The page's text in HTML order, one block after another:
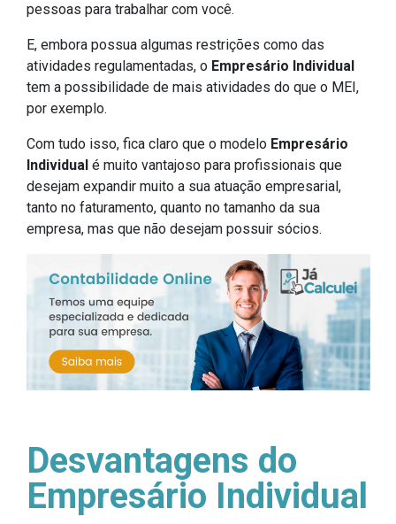
pessoas para trabalhar com você.
E, embora possua algumas restrições como das
atividades regulamentadas, o Empresário Individual
tem a possibilidade de mais atividades do que o MEI,
por exemplo.
Com tudo isso, fica claro que o modelo Empresário
Individual é muito vantajoso para profissionais que
desejam expandir muito a sua atuação empresarial,
tanto no faturamento, quanto no tamanho da sua
empresa, mas que não desejam possuir sócios.
Desvantagens do
Empresário Individual